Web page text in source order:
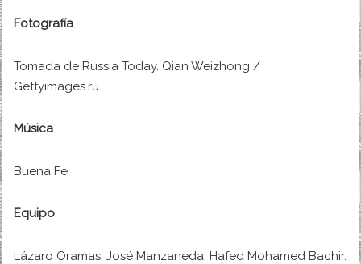
Fotografía
Tomada de Russia Today. Qian Weizhong /
Gettyimages.ru
Música
Buena Fe
Equipo
Lázaro Oramas, José Manzaneda, Hafed Mohamed Bachir.